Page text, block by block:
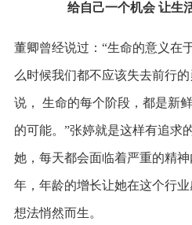
给自己一个机会 让生
董卿曾经说过：“生命的意义在
么时候我们都不应该失去前行
说， 生命的每个阶段，都是新
的可能。”张婷就是这样有追求
她，每天都会面临着严重的精
年，年龄的增长让她在这个行
想法悄然而生。